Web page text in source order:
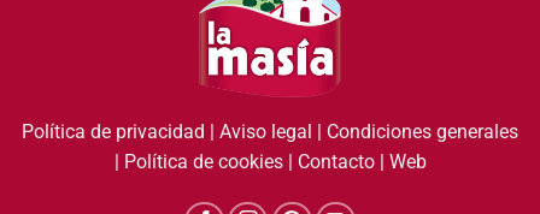
Política de privacidad | Aviso legal | Condiciones generales
| Política de cookies| Contacto| Web